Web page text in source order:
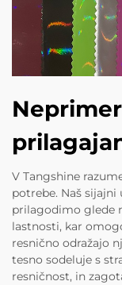
V Tangshine
potrebe. Naš
prilagodimo glede
lastnosti, kar
resnično odražajo
tesno sodeluje s
resničnost, in